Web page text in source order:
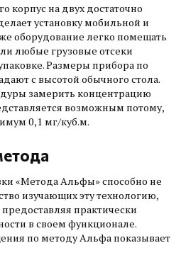
корпус на двух достаточно
установку мобильной и
оборудование легко помещать
любые грузовые отсеки
Размеры прибора по
с высотой обычного стола.
замерить концентрацию
возможным потому,
0,1 мг/куб.м.
«Метода Альфы» способно не
изучающих эту технологию,
практически
в своем функционале.
по методу Альфа показывает